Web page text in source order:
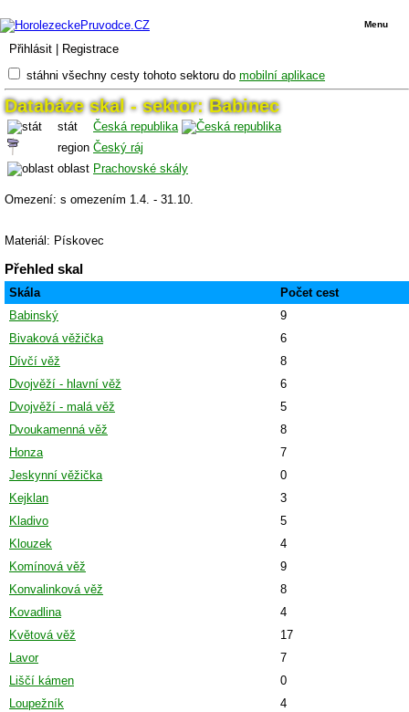
Přihlásit Registrace
Menu
stáhni všechny cesty tohoto sektoru do mobilní aplikace
Databáze skal - sektor: Babinec
stát
Česká republika
region Český ráj
oblast Prachovské skály
Omezení: s omezením 1.4. - 31.10.
Materiál: Pískovec
Přehled skal
Skála
Počet cest
Babinský
9
Bivaková věžička
6
Dívčí věž
8
Dvojvěží - hlavní věž
6
Dvojvěží - malá věž
5
Dvoukamenná věž
8
Honza
7
Jeskynní věžička
0
Kejklan
3
Kladivo
5
Klouzek
4
Komínová věž
9
Konvalinková věž
8
Kovadlina
4
Květová věž
17
Lavor
7
Liščí kámen
0
Loupežník
4